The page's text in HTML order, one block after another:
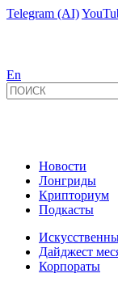
Telegram (AI)
En
Новости
Лонгриды
Крипториум
Подкасты
Дайджест
Корпораты